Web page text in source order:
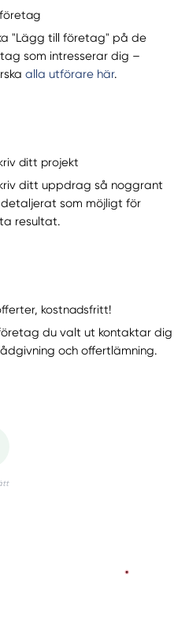
"Lägg till företag" på de
som intresserar dig –
alla utförare här.
ditt projekt
ditt uppdrag så noggrant
som möjligt för
resultat.
kostnadsfritt!
du valt ut kontaktar dig
och offertlämning.